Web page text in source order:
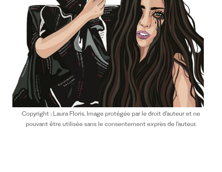
Copyright : Laura Floris. Image protégée par le droit d’auteur et ne
pouvant être utilisée sans le consentement exprès de l’auteur.